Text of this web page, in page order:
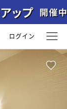
ログイン